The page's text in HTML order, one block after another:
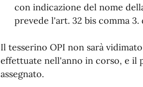
con indicazione del nome
prevede l'art. 32 bis comma 3.
Il tesserino OPI non sarà
effettuate nell'anno in corso, e il
assegnato.